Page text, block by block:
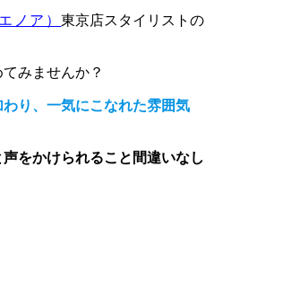
ノア）東京店スタイリストの
みませんか？
り、一気にこなれた雰囲気
をかけられること間違いなし